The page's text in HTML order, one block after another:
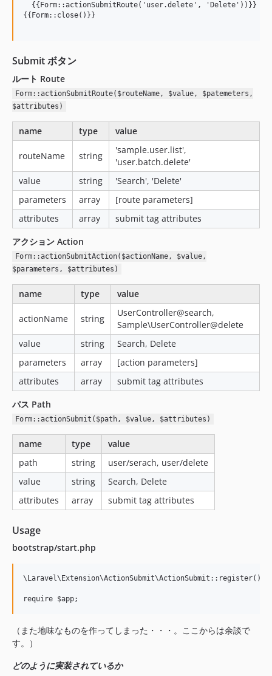
  {{Form::actionSubmitRoute('user.delete', 'Delete'))}}
{{Form::close()}}
Submit ボタン
ルート Route
Form::actionSubmitRoute($routeName, $value, $patemeters,
$attributes)
name type value
routeName string
'sample.user.list',
'user.batch.delete'
value
string
'Search', 'Delete'
parameters
array
[route parameters]
attributes
array
submit tag attributes
アクション Action
Form::actionSubmitAction($actionName, $value,
$parameters, $attributes)
name type value
actionName string
UserController@search,
Sample\UserController@delete
value
string
Search, Delete
parameters
array
[action parameters]
attributes
array
submit tag attributes
パス Path
Form::actionSubmit($path, $value, $attributes)
name type
value
path
string
user/serach, user/delete
value
string
Search, Delete
attributes
array submit tag attributes
Usage
bootstrap/start.php
\Laravel\Extension\ActionSubmit\ActionSubmit::register();
（また地味なものを作ってしまった・・・。ここからは余談で
す。）
どのように実装されているか